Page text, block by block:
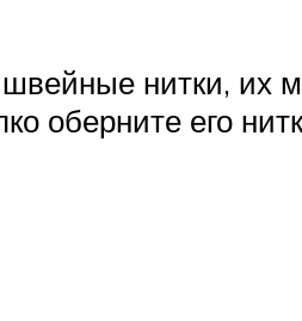
нитки, их
оберните его